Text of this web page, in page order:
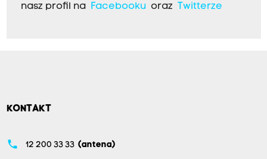
nasz profil na Facebookuoraz Twitterze
KONTAKT
phone 12 200 33 33 (antena)